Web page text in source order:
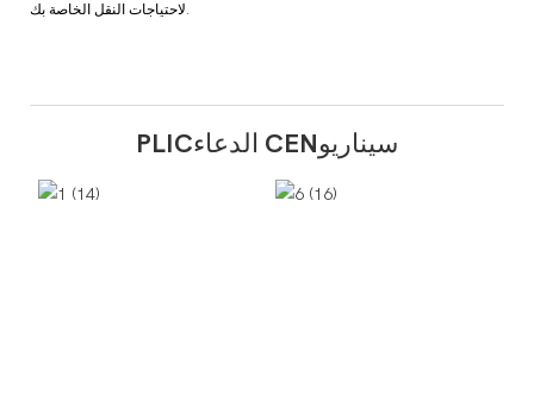
لاحتياجات النقل الخاصة بك.
PLICالدعاء CENسيناريو